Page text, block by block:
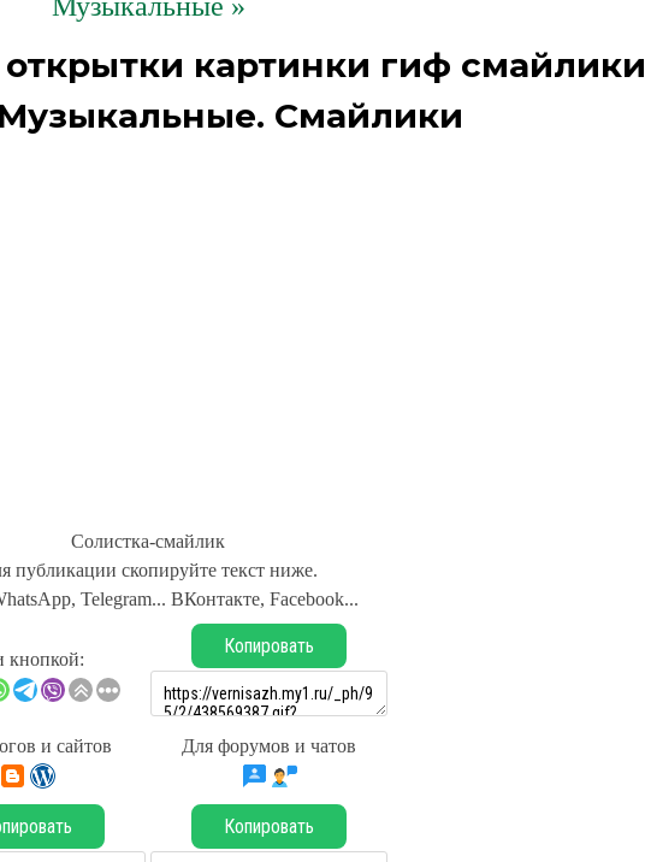
картинки гиф смайлики
Музыкальные. Смайлики
Солистка-смайлик
публикации скопируйте текст ниже.
Telegram... ВКонтакте, Facebook...
кнопкой:
Копировать
и сайтов Для форумов и чатов
Копировать